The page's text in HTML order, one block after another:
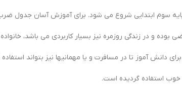
سوم ابتدایی شروع می شود. برای آموزش آسان جدول
و در زندگی روزمره نیز بسیار کاربردی می باشد،
برای دانش آموز تا در مسافرت و یا مهمانیها نیز بتواند استفاده
خوب استفاده گردیده است.